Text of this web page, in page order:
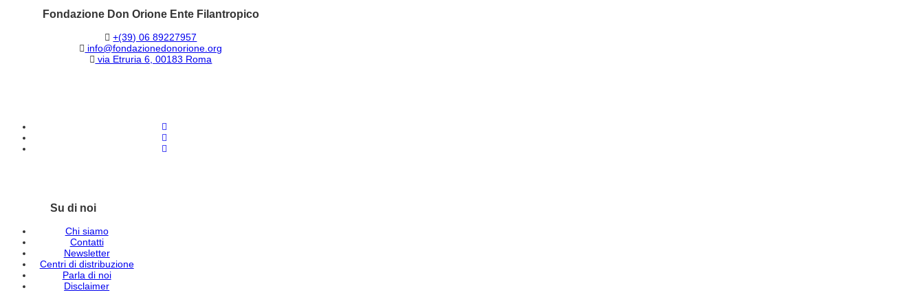
Fondazione Don Orione Ente Filantropico
+(39) 06 89227957
info@fondazionedonorione.org
via Etruria 6, 00183 Roma
Su di noi
Chi siamo
Contatti
Newsletter
Centri di distribuzione
Parla di noi
Disclaimer